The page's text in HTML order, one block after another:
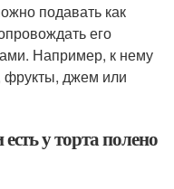
подавать как
его
Например, к нему
фрукты, джем или
у торта полено